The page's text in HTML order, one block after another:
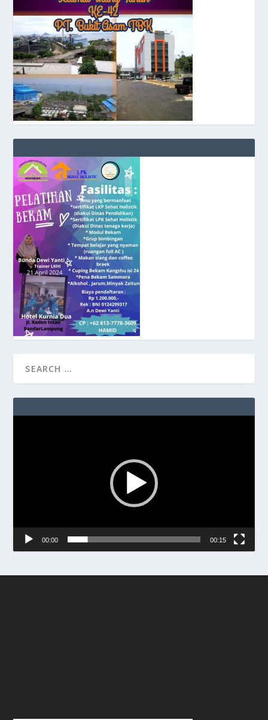
00:00 00:15